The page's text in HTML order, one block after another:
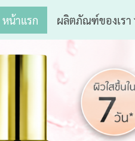
หน้าแรก ผลิตภัณฑ์ของเรา